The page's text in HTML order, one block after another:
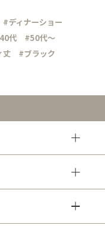
#ディナーショー
代
#50代～
丈
#ブラック